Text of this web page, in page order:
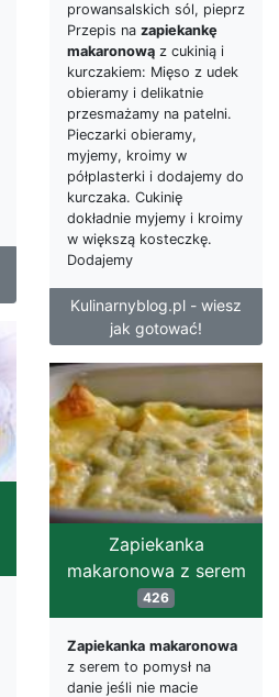
prowansalskich sól, pieprz
Przepis na zapiekankę
makaronową z cukinią i
kurczakiem: Mięso z udek
obieramy i delikatnie
przesmażamy na patelni.
Pieczarki obieramy,
myjemy, kroimy w
półplasterki i dodajemy do
kurczaka. Cukinię
dokładnie myjemy i kroimy
w większą kosteczkę.
Dodajemy
Kulinarnyblog.pl - wiesz
jak gotować!
Zapiekanka
makaronowa z serem
426
Zapiekanka makaronowa
z serem to pomysł na
danie jeśli nie macie